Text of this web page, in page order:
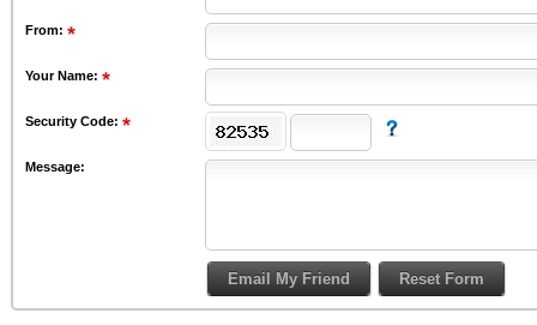
From:
Your Name:
Security Code:
Message: